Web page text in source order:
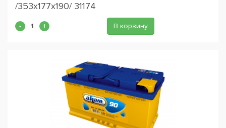
/353x177x190/ 31174
В корзину